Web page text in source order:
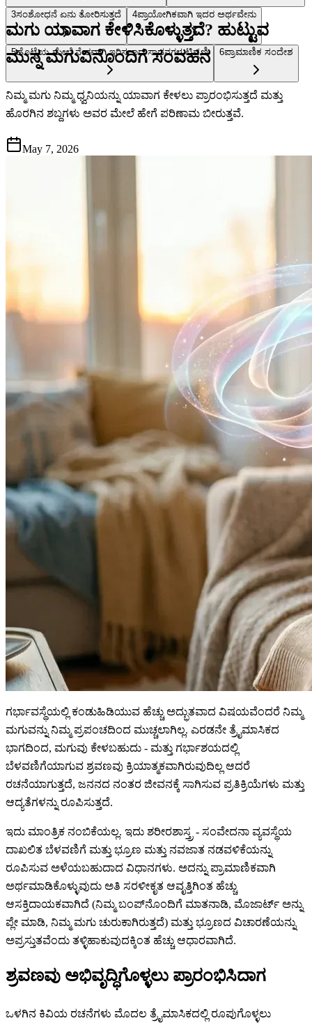
3ಸಂಶೋಧನೆ ಏನು ತೋರಿಸುತ್ತದೆ 4ಪ್ರಾಯೋಗಿಕವಾಗಿ ಇದರ ಅರ್ಥವೇನು
5ಹೊಟ್ಟೆಯ ಮೇಲೆ ನೇರವಾಗಿ ಇರಿಸಲಾದ ಸಾಧನಗಳ ಟಿಪ್ಪಣಿ 6ಪ್ರಾಮಾಣಿಕ ಸಂದೇಶ
ಮಗು ಯಾವಾಗ ಕೇಳಿಸಿಕೊಳ್ಳುತ್ತದೆ? ಹುಟ್ಟುವ
ಮುನ್ನ ಮಗುವಿನೊಂದಿಗೆ ಸಂವಹನ
ನಿಮ್ಮ ಮಗು ನಿಮ್ಮ ಧ್ವನಿಯನ್ನು ಯಾವಾಗ ಕೇಳಲು ಪ್ರಾರಂಭಿಸುತ್ತದೆ ಮತ್ತು
ಹೊರಗಿನ ಶಬ್ದಗಳು ಅವರ ಮೇಲೆ ಹೇಗೆ ಪರಿಣಾಮ ಬೀರುತ್ತವೆ.
May 7, 2026
ಗರ್ಭಾವಸ್ಥೆಯಲ್ಲಿ ಕಂಡುಹಿಡಿಯುವ ಹೆಚ್ಚು ಅದ್ಭುತವಾದ ವಿಷಯವೆಂದರೆ ನಿಮ್ಮ
ಮಗುವನ್ನು ನಿಮ್ಮ ಪ್ರಪಂಚದಿಂದ ಮುಚ್ಚಲಾಗಿಲ್ಲ. ಎರಡನೇ ತ್ರೈಮಾಸಿಕದ
ಭಾಗದಿಂದ, ಮಗುವು ಕೇಳಬಹುದು - ಮತ್ತು ಗರ್ಭಾಶಯದಲ್ಲಿ
ಬೆಳವಣಿಗೆಯಾಗುವ ಶ್ರವಣವು ಕ್ರಿಯಾತ್ಮಕವಾಗಿರುವುದಿಲ್ಲ ಆದರೆ
ರಚನೆಯಾಗುತ್ತದೆ, ಜನನದ ನಂತರ ಜೀವನಕ್ಕೆ ಸಾಗಿಸುವ ಪ್ರತಿಕ್ರಿಯೆಗಳು ಮತ್ತು
ಆದ್ಯತೆಗಳನ್ನು ರೂಪಿಸುತ್ತದೆ.
ಇದು ಮಾಂತ್ರಿಕ ನಂಬಿಕೆಯಲ್ಲ. ಇದು ಶರೀರಶಾಸ್ತ್ರ - ಸಂವೇದನಾ ವ್ಯವಸ್ಥೆಯ
ದಾಖಲಿತ ಬೆಳವಣಿಗೆ ಮತ್ತು ಭ್ರೂಣ ಮತ್ತು ನವಜಾತ ನಡವಳಿಕೆಯನ್ನು
ರೂಪಿಸುವ ಅಳೆಯಬಹುದಾದ ವಿಧಾನಗಳು. ಅದನ್ನು ಪ್ರಾಮಾಣಿಕವಾಗಿ
ಅರ್ಥಮಾಡಿಕೊಳ್ಳುವುದು ಅತಿ ಸರಳೀಕೃತ ಆವೃತ್ತಿಗಿಂತ ಹೆಚ್ಚು
ಆಸಕ್ತಿದಾಯಕವಾಗಿದೆ (ನಿಮ್ಮ ಬಂಪ್‌ನೊಂದಿಗೆ ಮಾತನಾಡಿ, ಮೊಜಾರ್ಟ್ ಅನ್ನು
ಪ್ಲೇ ಮಾಡಿ, ನಿಮ್ಮ ಮಗು ಚುರುಕಾಗಿರುತ್ತದೆ) ಮತ್ತು ಭ್ರೂಣದ ವಿಚಾರಣೆಯನ್ನು
ಅಪ್ರಸ್ತುತವೆಂದು ತಳ್ಳಿಹಾಕುವುದಕ್ಕಿಂತ ಹೆಚ್ಚು ಆಧಾರವಾಗಿದೆ.
ಶ್ರವಣವು ಅಭಿವೃದ್ಧಿಗೊಳ್ಳಲು ಪ್ರಾರಂಭಿಸಿದಾಗ
ಒಳಗಿನ ಕಿವಿಯ ರಚನೆಗಳು ಮೊದಲ ತ್ರೈಮಾಸಿಕದಲ್ಲಿ ರೂಪುಗೊಳ್ಳಲು